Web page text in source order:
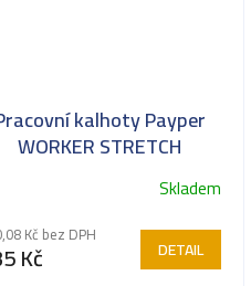
kalhoty Payper
WORKER STRETCH
Skladem
Kč bez DPH
Kč DETAIL